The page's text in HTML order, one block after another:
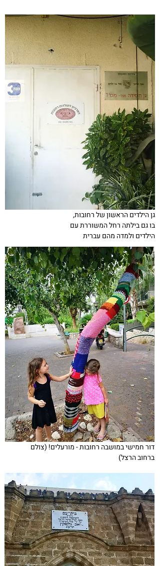
גן הילדים הראשון של רחובות,
בו גם בילתה רחל המשוררת עם
הילדים ולמדה מהם עברית
דור חמישי במושבה רחובות - מורעלים! (צולם
ברחוב הרצל)